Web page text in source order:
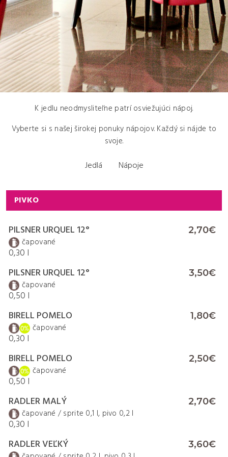
K jedlu neodmysliteľne patrí osviežujúci nápoj.
Vyberte si s našej širokej ponuky nápojov. Každý si nájde to
svoje.
Primary tabsJedlá Nápoje
PILSNER URQUEL 12°
čapované
0,30 l
2,70€
PILSNER URQUEL 12°
čapované
0,50 l
3,50€
BIRELL POMELO
čapované
0,30 l
1,80€
BIRELL POMELO
čapované
0,50 l
2,50€
RADLER MALÝ
čapované / sprite 0,1 l, pivo 0,2 l
0,30 l
2,70€
RADLER VEĽKÝ 3,60€
ROZLIEVANE VÍNKO
biele/červené/ružové
2,60€